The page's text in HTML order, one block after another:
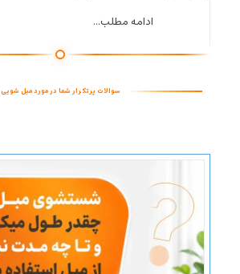
ادامه مطلب...
سوالات پرتکرار شما در مورد مبل شویی